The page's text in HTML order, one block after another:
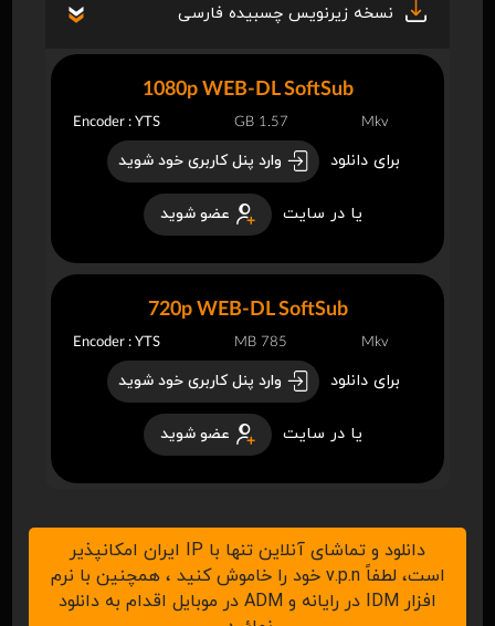
نسخه زیرنویس چسبیده فارسی
برای دانلود وارد پنل کاربری خود شوید
یا در سایت عضو شوید
1080p WEB-DL SoftSub
Encoder : YTS 1.57 GB Mkv
برای دانلود وارد پنل کاربری خود شوید
یا در سایت عضو شوید
720p WEB-DL SoftSub
Encoder : YTS 785 MB Mkv
دانلود و تماشای آنلاین تنها با IP ایران امکانپذیر
است، لطفاً v.p.n خود را خاموش کنید ، همچنین با نرم
افزار IDM در رایانه و ADM در موبایل اقدام به دانلود